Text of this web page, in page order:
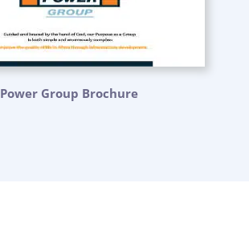
Power Group Brochure